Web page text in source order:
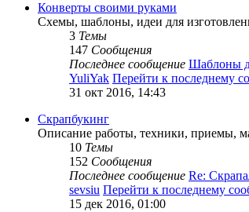
Конверты своими руками
Схемы, шаблоны, идеи для
3 Темы
147 Сообщения
Последнее сообщение Шаблоны
YuliYak Перейти к последнему
31 окт 2016, 14:43
Скрапбукинг
Описание работы, техники, приемы,
10 Темы
152 Сообщения
Последнее сообщение Re:
sevsiu Перейти к последнему
15 дек 2016, 01:00